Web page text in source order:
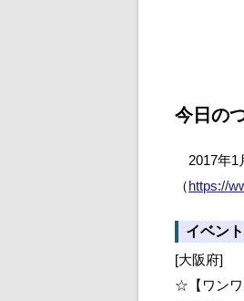
今日の
2017年1
（https://
イベン
[大阪府]
☆【ワンワ